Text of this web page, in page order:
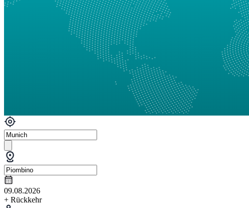
09.08.2026
+ Rückkehr